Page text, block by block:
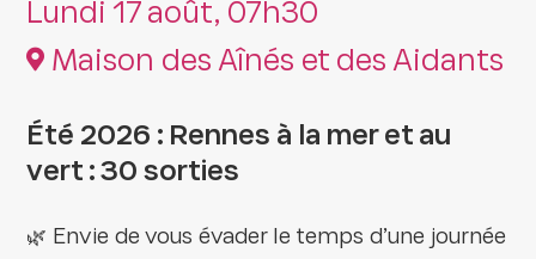
Lundi 17 août, 07h30
Maison des Aînés et des Aidants
Été 2026 : Rennes à la mer et au
vert : 30 sorties
🌿 Envie de vous évader le temps d’une journée